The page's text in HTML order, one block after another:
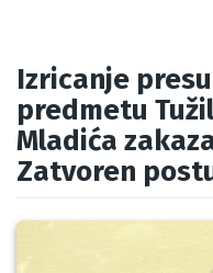
Izricanje
predmetu
Mladića
Zatvoren